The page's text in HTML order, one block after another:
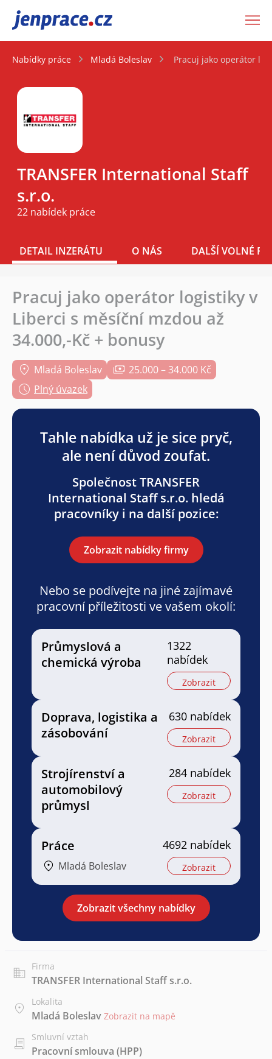
JenPráce.cz
Nabídky práce Mladá Boleslav Pracuj jako operátor
TRANSFER International Staff
s.r.o.
22 nabídek práce
DETAIL INZERÁTU O NÁS DALŠÍ VOLNÉ
Pracuj jako operátor logistiky v
Liberci s měsíční mzdou až
34.000,-Kč + bonusy
Mladá Boleslav
25.000 – 34.000 Kč
Plný úvazek
Tahle nabídka už je sice pryč,
ale není důvod zoufat.
Společnost TRANSFER
International Staff s.r.o. hledá
pracovníky i na další pozice:
Zobrazit nabídky firmy
Nebo se podívejte na jiné zajímavé
pracovní příležitosti ve vašem okolí:
Průmyslová a
chemická výroba
1322
nabídek
Zobrazit
Doprava, logistika a
zásobování
630 nabídek
Zobrazit
Strojírenství a
automobilový
průmysl
284 nabídek
Zobrazit
Práce
Mladá Boleslav
4692 nabídek
Zobrazit
Zobrazit všechny nabídky
Firma
TRANSFER International Staff s.r.o.
Lokalita
Mladá Boleslav Zobrazit na mapě
Smluvní vztah
Pracovní smlouva (HPP)